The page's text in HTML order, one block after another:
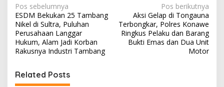
N
a
v
i
a
Pos sebelumnya
ESDM Bekukan 25 Tambang
Nikel di Sultra, Puluhan
Perusahaan Langgar
Hukum, Alam Jadi Korban
Rakusnya Industri Tambang
Pos berikutnya
Aksi Gelap di Tongauna
Terbongkar, Polres Konawe
Ringkus Pelaku dan Barang
Bukti Emas dan Dua Unit
Motor
Related Posts